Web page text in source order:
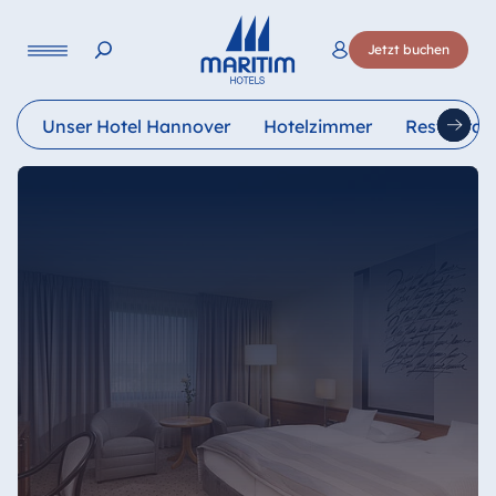
Jetzt buchen
Unser Hotel Hannover Hotelzimmer